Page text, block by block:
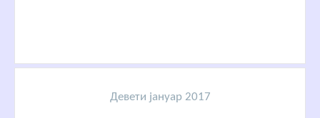
Девети јануар 2017